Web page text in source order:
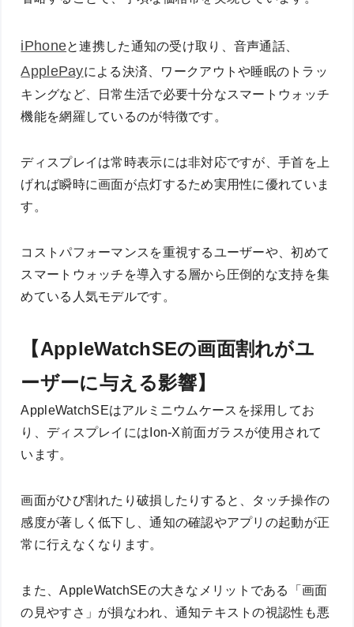
iPhoneと連携した通知の受け取り、音声通話、
ApplePayによる決済、ワークアウトや睡眠のトラッ
キングなど、日常生活で必要十分なスマートウォッチ
機能を網羅しているのが特徴です。
ディスプレイは常時表示には非対応ですが、手首を上
げれば瞬時に画面が点灯するため実用性に優れていま
す。
コストパフォーマンスを重視するユーザーや、初めて
スマートウォッチを導入する層から圧倒的な支持を集
めている人気モデルです。
【AppleWatchSEの画面割れがユ
ーザーに与える影響】
AppleWatchSEはアルミニウムケースを採用してお
り、ディスプレイにはIon-X前面ガラスが使用されて
います。
画面がひび割れたり破損したりすると、タッチ操作の
感度が著しく低下し、通知の確認やアプリの起動が正
常に行えなくなります。
また、AppleWatchSEの大きなメリットである「画面
の見やすさ」が損なわれ、通知テキストの視認性も悪